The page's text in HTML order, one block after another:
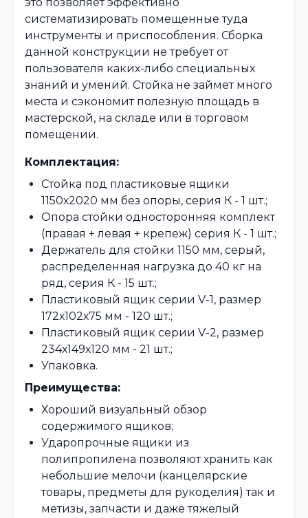
систематизировать помещенные туда
инструменты и приспособления. Сборка
данной конструкции не требует от
пользователя каких-либо специальных
знаний и умений. Стойка не займет много
места и сэкономит полезную площадь в
мастерской, на складе или в торговом
помещении.
Комплектация:
Стойка под пластиковые ящики
1150х2020 мм без опоры, серия К - 1 шт.;
Опора стойки односторонняя комплект
(правая + левая + крепеж) серия К - 1 шт.;
Держатель для стойки 1150 мм, серый,
распределенная нагрузка до 40 кг на
ряд, серия К - 15 шт.;
Пластиковый ящик серии V-1, размер
172х102х75 мм - 120 шт.;
Пластиковый ящик серии V-2, размер
234х149х120 мм - 21 шт.;
Упаковка.
Преимущества:
Хороший визуальный обзор
содержимого ящиков;
Ударопрочные ящики из
полипропилена позволяют хранить как
небольшие мелочи (канцелярские
товары, предметы для рукоделия) так и
метизы, запчасти и даже тяжелый